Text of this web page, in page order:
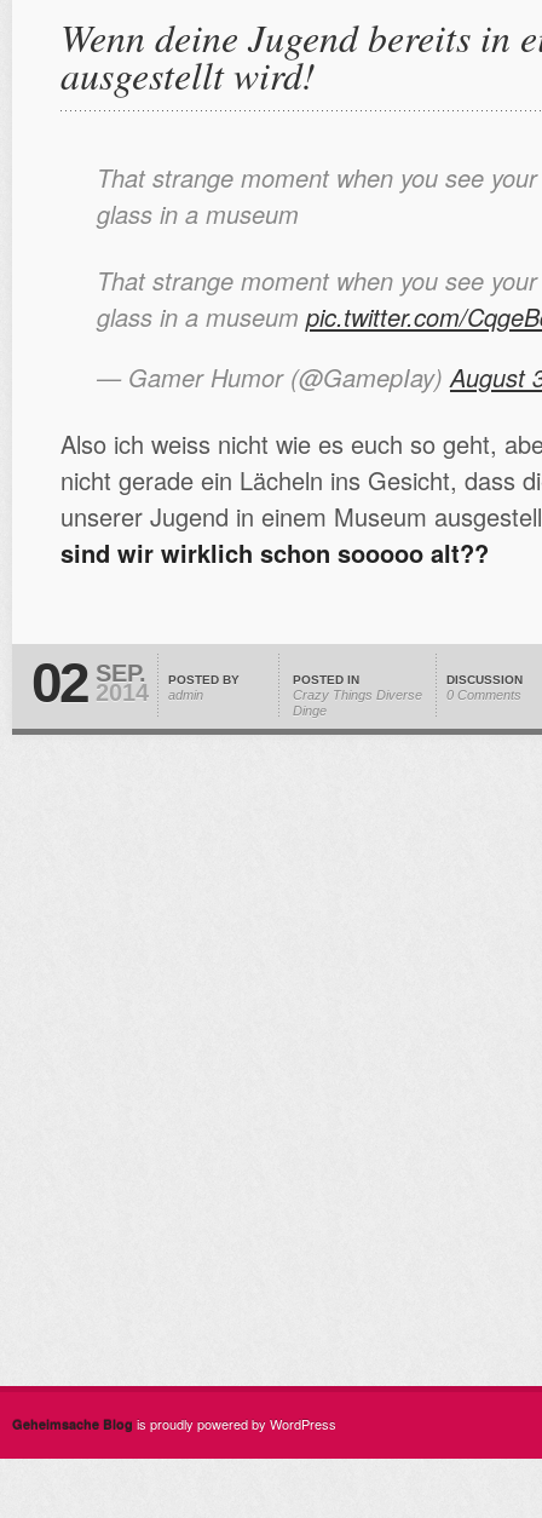
Wenn deine Jugend bereits in
ausgestellt wird!
That strange moment when you see
glass in a museum
That strange moment when you see
glass in a museum pic.twitter.com/
— Gamer Humor (@GamepIay)August
Also ich weiss nicht wie es euch so geht,
nicht gerade ein Lächeln ins Gesicht, dass
unserer Jugend in einem Museum
sind wir wirklich schon sooooo alt??
02 SEP.
2014 POSTED BY
admin
POSTED IN
Crazy Things Diverse
Dinge
DISCUSSION
0 Comments
Geheimsache Blog is proudly powered by WordPress